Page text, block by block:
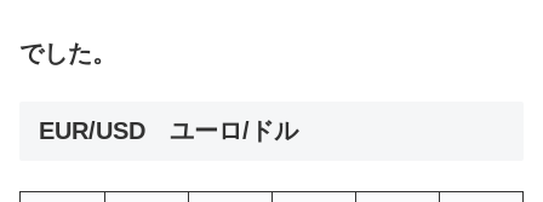
でした。
EUR/USD ユーロ/ドル